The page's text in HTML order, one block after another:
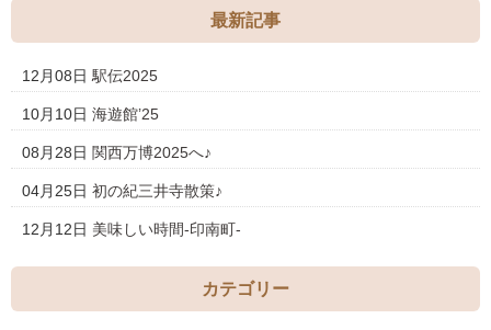
最新記事
12月08日 駅伝2025
10月10日 海遊館’25
08月28日 関西万博2025へ♪
04月25日 初の紀三井寺散策♪
12月12日 美味しい時間-印南町-
カテゴリー